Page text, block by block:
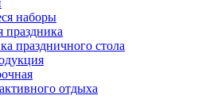
наборы
праздника
праздничного стола
отдыха